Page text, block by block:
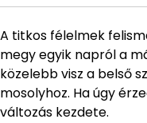
A titkos félelmek
megy egyik napról a
közelebb visz a belső
mosolyhoz. Ha úgy
változás kezdete.